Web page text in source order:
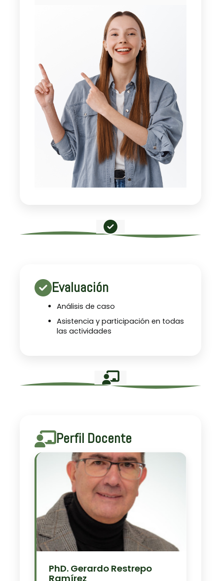
Evaluación
Análisis de caso
Asistencia y participación en todas
las actividades
Perfil Docente
PhD. Gerardo Restrepo
Ramírez